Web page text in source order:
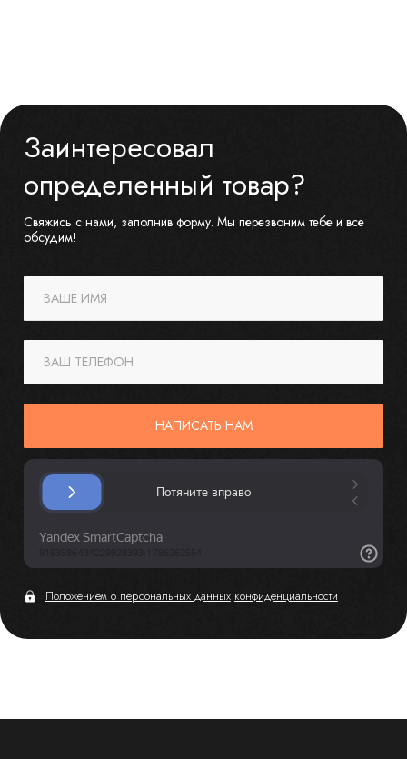
Заинтересовал
определенный товар?
Свяжись с нами, заполнив форму. Мы перезвоним тебе и все
обсудим!
ВАШЕ ИМЯ
ВАШ ТЕЛЕФОН
НАПИСАТЬ НАМ
Положением о персональных данных конфиденциальности